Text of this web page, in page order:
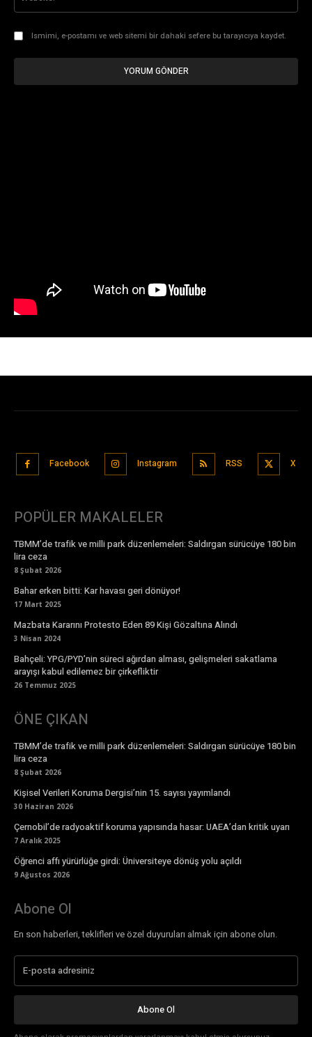
Facebook Instagram RSS X
POPÜLER MAKALELER
TBMM’de trafik ve milli park düzenlemeleri: Saldırgan sürücüye 180 bin
lira ceza
8 Şubat 2026
Bahar erken bitti: Kar havası geri dönüyor!
17 Mart 2025
Mazbata Kararını Protesto Eden 89 Kişi Gözaltına Alındı
3 Nisan 2024
Bahçeli: YPG/PYD’nin süreci ağırdan alması, gelişmeleri sakatlama
arayışı kabul edilemez bir çirkefliktir
26 Temmuz 2025
ÖNE ÇIKAN
TBMM’de trafik ve milli park düzenlemeleri: Saldırgan sürücüye 180 bin
lira ceza
8 Şubat 2026
Kişisel Verileri Koruma Dergisi’nin 15. sayısı yayımlandı
30 Haziran 2026
Çernobil’de radyoaktif koruma yapısında hasar: UAEA’dan kritik uyarı
7 Aralık 2025
Öğrenci affı yürürlüğe girdi: Üniversiteye dönüş yolu açıldı
9 Ağustos 2026
Abone Ol
En son haberleri, teklifleri ve özel duyuruları almak için abone olun.
Abone Ol